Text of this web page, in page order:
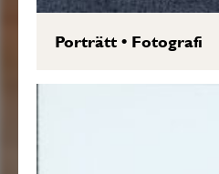
Porträtt• Fotografi